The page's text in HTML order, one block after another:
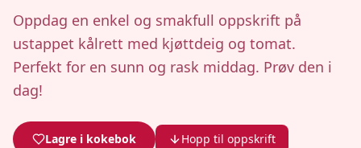
Oppdag en enkel og smakfull oppskrift på
ustappet kålrett med kjøttdeig og tomat.
Perfekt for en sunn og rask middag. Prøv den i
dag!
Lagre i kokebok Hopp til oppskrift